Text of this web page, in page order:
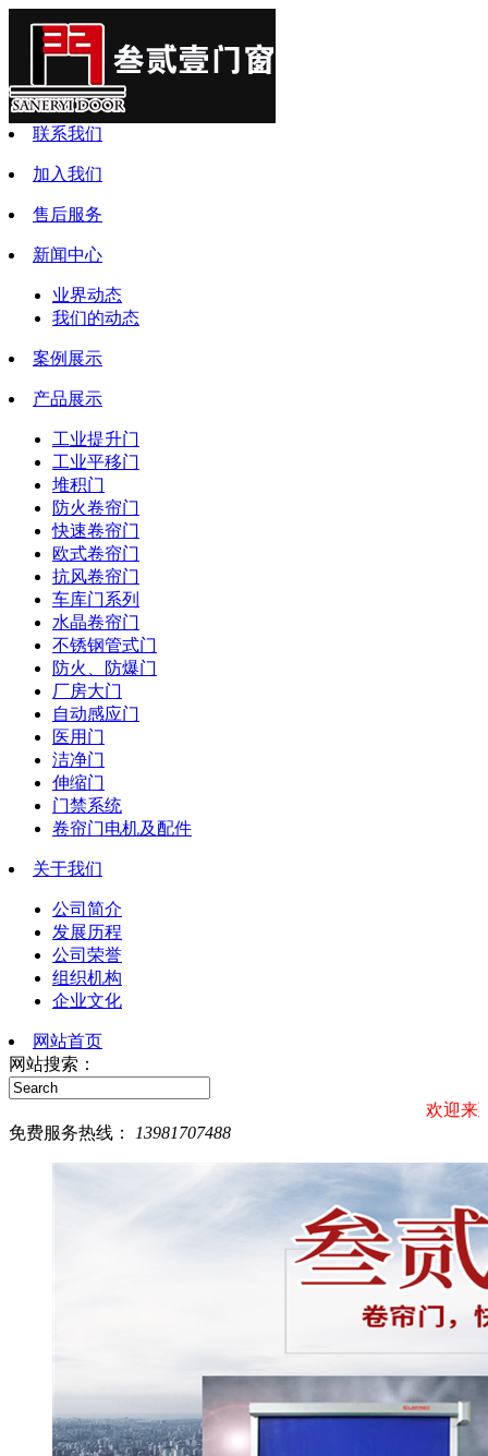
联系我们
加入我们
售后服务
新闻中心
业界动态
我们的动态
案例展示
产品展示
工业提升门
工业平移门
堆积门
防火卷帘门
快速卷帘门
欧式卷帘门
抗风卷帘门
车库门系列
水晶卷帘门
不锈钢管式门
防火、防爆门
厂房大门
自动感应门
医用门
洁净门
伸缩门
门禁系统
卷帘门电机及配件
关于我们
公司简介
发展历程
公司荣誉
组织机构
企业文化
网站首页
网站搜索：
欢迎来到
免费服务热线：
13981707488